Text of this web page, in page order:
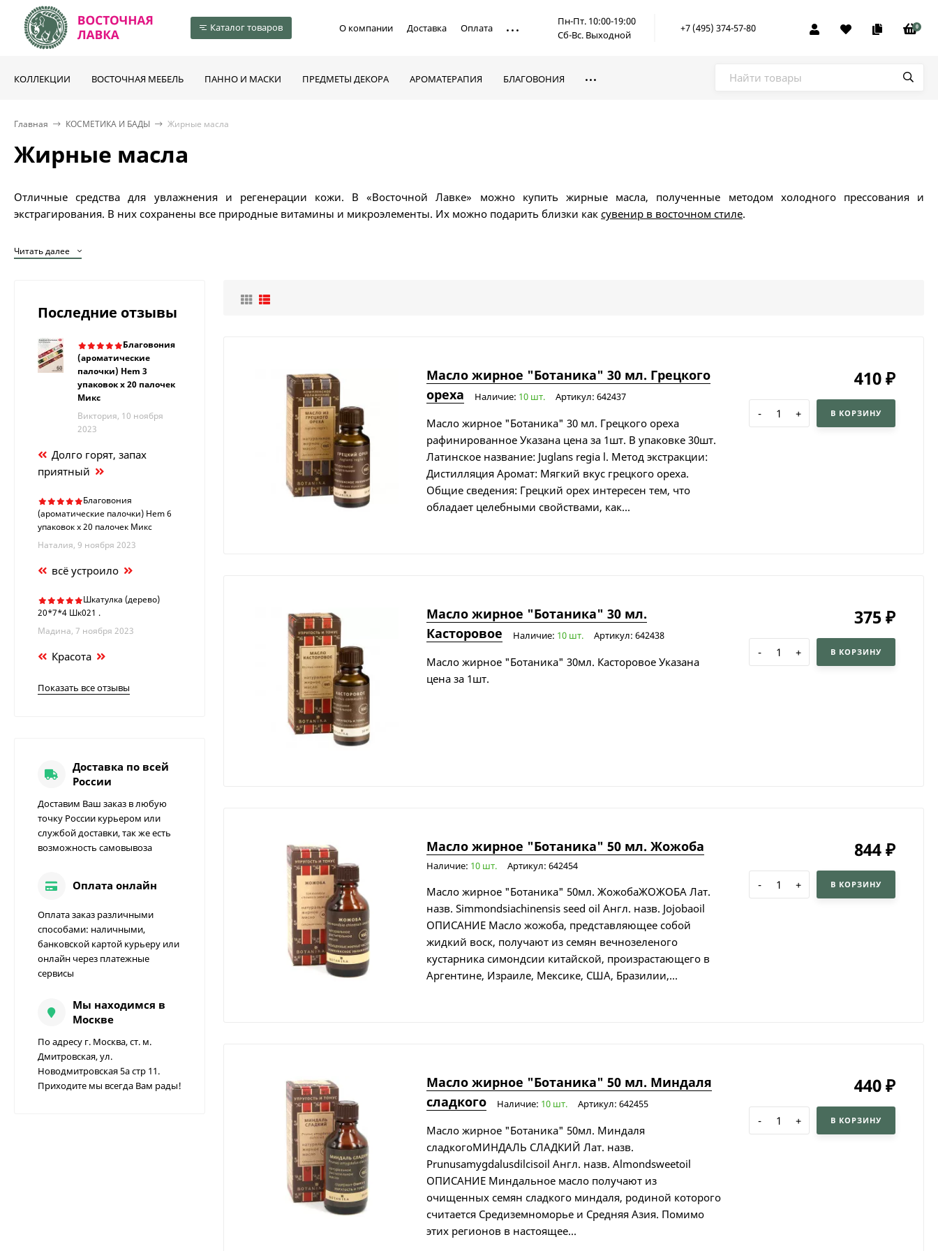
Каталог товаров О компании Доставка Оплата
Пн-Пт. 10:00-19:00
Сб-Вс. Выходной
+7 (495) 374-57-80 0
КОЛЛЕКЦИИ ВОСТОЧНАЯ МЕБЕЛЬ ПАННО И МАСКИ ПРЕДМЕТЫ ДЕКОРА АРОМАТЕРАПИЯ БЛАГОВОНИЯ
Главная КОСМЕТИКА И БАДЫ Жирные масла
Жирные масла
Отличные средства для увлажнения и регенерации кожи. В «Восточной Лавке» можно купить жирные масла, полученные методом холодного прессования и
экстрагирования. В них сохранены все природные витамины и микроэлементы. Их можно подарить близки как сувенир в восточном стиле.
содержат жирные кислоты, глицерин, воск и фосфатиды (сложные эфиры с фосфором и азотом). По эффективности они превосходят многие дорогие
Читать далее
Масло жирное "Ботаника" 30 мл. Грецкого
ореха
Наличие: 10 шт. Артикул: 642437
Масло жирное "Ботаника" 30 мл. Грецкого ореха
рафинированное Указана цена за 1шт. В упаковке 30шт.
Латинское название: Juglans regia l. Метод экстракции:
Дистилляция Аромат: Мягкий вкус грецкого ореха.
Общие сведения: Грецкий орех интересен тем, что
обладает целебными свойствами, как...
410 ₽
- + В КОРЗИНУ
Масло жирное "Ботаника" 30 мл.
Касторовое
Наличие: 10 шт. Артикул: 642438
Масло жирное "Ботаника" 30мл. Касторовое Указана
цена за 1шт.
375 ₽
- + В КОРЗИНУ
Масло жирное "Ботаника" 50 мл. Жожоба
Наличие: 10 шт. Артикул: 642454
Масло жирное "Ботаника" 50мл. ЖожобаЖОЖОБА Лат.
назв. Simmondsiachinensis seed oil Англ. назв. Jojobaoil
ОПИСАНИЕ Масло жожоба, представляющее собой
жидкий воск, получают из семян вечнозеленого
кустарника симондсии китайской, произрастающего в
Аргентине, Израиле, Мексике, США, Бразилии,...
844 ₽
- + В КОРЗИНУ
Масло жирное "Ботаника" 50 мл. Миндаля
сладкого
Наличие: 10 шт. Артикул: 642455
Масло жирное "Ботаника" 50мл. Миндаля
сладкогоМИНДАЛЬ СЛАДКИЙ Лат. назв.
Prunusamygdalusdilcisoil Англ. назв. Almondsweetoil
ОПИСАНИЕ Миндальное масло получают из
очищенных семян сладкого миндаля, родиной которого
считается Средиземноморье и Средняя Азия. Помимо
этих регионов в настоящее...
440 ₽
- + В КОРЗИНУ
Последние отзывы
Благовония
(ароматические
палочки) Hem 3
упаковок х 20 палочек
Микс
Виктория, 10 ноября
2023
Долго горят, запах
приятный
Благовония
(ароматические палочки) Hem 6
упаковок х 20 палочек Микс
Наталия, 9 ноября 2023
всё устроило
Шкатулка (дерево)
20*7*4 Шк021 .
Мадина, 7 ноября 2023
Красота
Показать все отзывы
Доставка по всей
России
Доставим Ваш заказ в любую
точку России курьером или
службой доставки, так же есть
возможность самовывоза
Оплата онлайн
Оплата заказ различными
способами: наличными,
банковской картой курьеру или
онлайн через платежные
сервисы
Мы находимся в
Москве
По адресу г. Москва, ст. м.
Дмитровская, ул.
Новодмитровская 5а стр 11.
Приходите мы всегда Вам рады!